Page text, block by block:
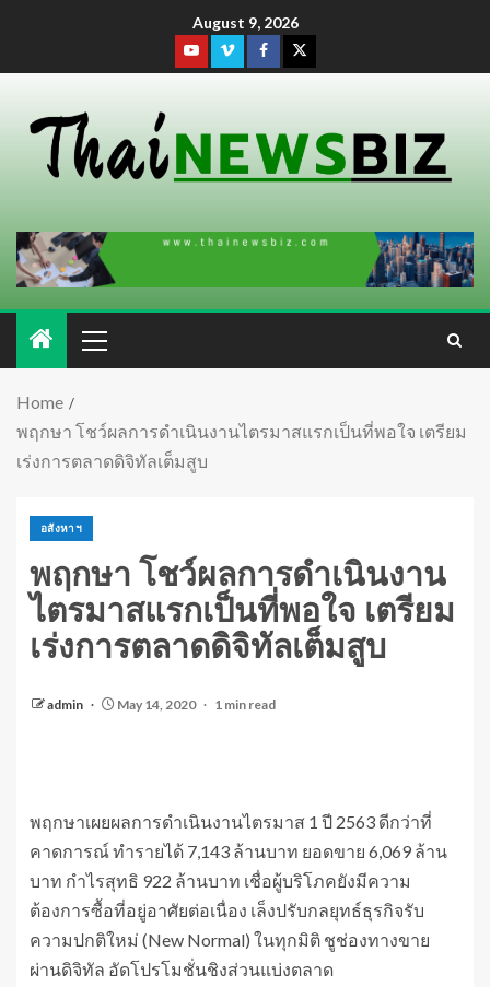
August 9, 2026
Home
พฤกษา โชว์ผลการดำเนินงานไตรมาสแรกเป็นที่พอใจ เตรียม
เร่งการตลาดดิจิทัลเต็มสูบ
อสังหาฯ
พฤกษา โชว์ผลการดำเนินงาน
ไตรมาสแรกเป็นที่พอใจ เตรียม
เร่งการตลาดดิจิทัลเต็มสูบ
admin May 14, 2020 1 min read
พฤกษาเผยผลการดำเนินงานไตรมาส 1 ปี 2563 ดีกว่าที่
คาดการณ์ ทำรายได้ 7,143 ล้านบาท ยอดขาย 6,069 ล้าน
บาท กำไรสุทธิ 922 ล้านบาท เชื่อผู้บริโภคยังมีความ
ต้องการซื้อที่อยู่อาศัยต่อเนื่อง เล็งปรับกลยุทธ์ธุรกิจรับ
ความปกติใหม่ (New Normal) ในทุกมิติ ชูช่องทางขาย
ผ่านดิจิทัล อัดโปรโมชั่นชิงส่วนแบ่งตลาด